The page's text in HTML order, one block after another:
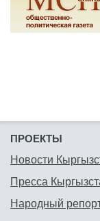
ПРОЕКТЫ
Новости
Пресса
Народный